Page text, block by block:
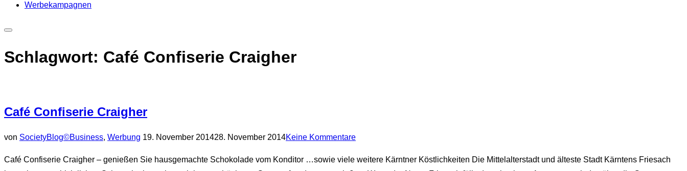
Werbekampagnen
&
Navigation
Schlagwort: Café Confiserie Craigher
Café Confiserie Craigher
von SocietyBlog©Business, Werbung Veröffentlicht
19. November 201428. November 2014Keine Kommentare
Café Confiserie Craigher – genießen Sie hausgemachte Schokolade vom Konditor …sowie viele weitere Kärntner Köstlichkeiten Die Mittelalterstadt und älteste Stadt Kärntens Friesach